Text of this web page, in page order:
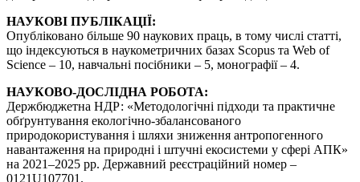
НАУКОВІ ПУБЛІКАЦІЇ:
Опубліковано більше 90 наукових праць, в тому числі статті,
що індексуються в наукометричних базах Scopus та Web of
Science – 10, навчальні посібники – 5, монографії – 4.
НАУКОВО-ДОСЛІДНА РОБОТА:
Держбюджетна НДР: «Методологічні підходи та практичне
обґрунтування екологічно-збалансованого
природокористування і шляхи зниження антропогенного
навантаження на природні і штучні екосистеми у сфері АПК»
на 2021–2025 рр. Державний реєстраційний номер –
0121U107701.